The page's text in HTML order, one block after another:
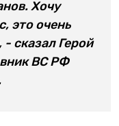
Хочу
это очень
сказал Герой
ВС РФ